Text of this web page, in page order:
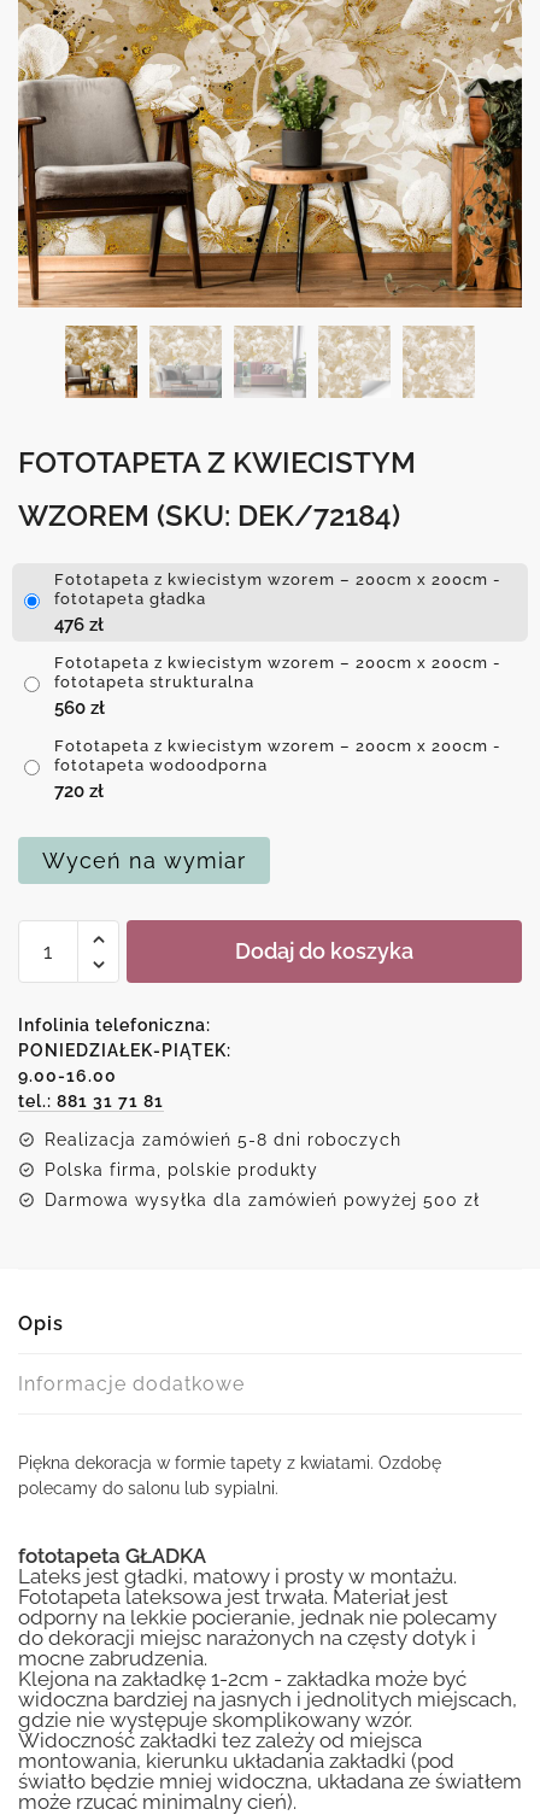
FOTOTAPETA Z KWIECISTYM
WZOREM (SKU: DEK/72184)
Fototapeta z kwiecistym wzorem – 200cm x 200cm -
fototapeta gładka
476 zł
Fototapeta z kwiecistym wzorem – 200cm x 200cm -
fototapeta strukturalna
560 zł
Fototapeta z kwiecistym wzorem – 200cm x 200cm -
fototapeta wodoodporna
720 zł
Wyceń na wymiar
Fototapeta
kwiecistym
wzorem
Dodaj do koszyka
Infolinia telefoniczna:
PONIEDZIAŁEK-PIĄTEK:
9.00-16.00
tel.: 881 31 71 81
Realizacja zamówień 5-8 dni roboczych
Polska firma, polskie produkty
Darmowa wysyłka dla zamówień powyżej 500 zł
Opis
Informacje dodatkowe
Piękna dekoracja w formie tapety z kwiatami. Ozdobę
polecamy do salonu lub sypialni.
fototapeta GŁADKA
Lateks jest gładki, matowy i prosty w montażu.
Fototapeta lateksowa jest trwała. Materiał jest
odporny na lekkie pocieranie, jednak nie polecamy
do dekoracji miejsc narażonych na częsty dotyk i
mocne zabrudzenia.
Klejona na zakładkę 1-2cm - zakładka może być
widoczna bardziej na jasnych i jednolitych miejscach,
gdzie nie występuje skomplikowany wzór.
Widoczność zakładki tez zależy od miejsca
montowania, kierunku układania zakładki (pod
światło będzie mniej widoczna, układana ze światłem
może rzucać minimalny cień).